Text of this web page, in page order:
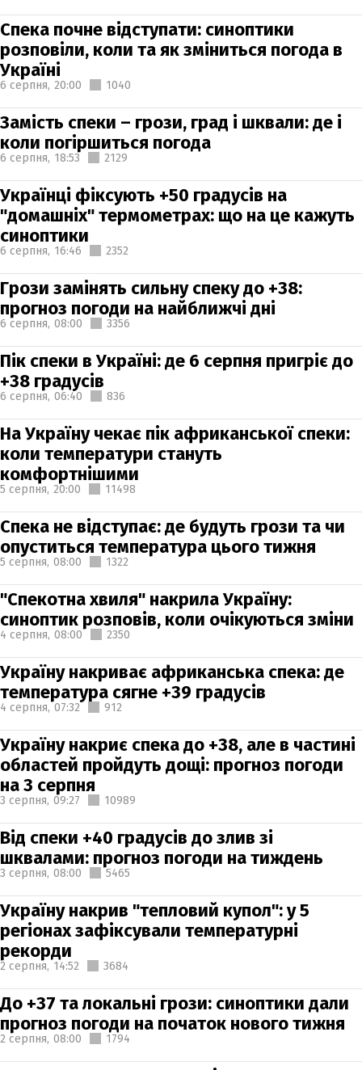
Спека почне відступати: синоптики
розповіли, коли та як зміниться погода в
Україні
6 серпня, 20:00 1040
Замість спеки – грози, град і шквали: де і
коли погіршиться погода
6 серпня, 18:53 2129
Українці фіксують +50 градусів на
"домашніх" термометрах: що на це кажуть
синоптики
6 серпня, 16:46 2352
Грози замінять сильну спеку до +38:
прогноз погоди на найближчі дні
6 серпня, 08:00 3356
Пік спеки в Україні: де 6 серпня пригріє до
+38 градусів
6 серпня, 06:40 836
На Україну чекає пік африканської спеки:
коли температури стануть
комфортнішими
5 серпня, 20:00 11498
Спека не відступає: де будуть грози та чи
опуститься температура цього тижня
5 серпня, 08:00 1322
"Спекотна хвиля" накрила Україну:
синоптик розповів, коли очікуються зміни
4 серпня, 08:00 2350
Україну накриває африканська спека: де
температура сягне +39 градусів
4 серпня, 07:32 912
Україну накриє спека до +38, але в частині
областей пройдуть дощі: прогноз погоди
на 3 серпня
3 серпня, 09:27 10989
Від спеки +40 градусів до злив зі
шквалами: прогноз погоди на тиждень
3 серпня, 08:00 5465
Україну накрив "тепловий купол": у 5
регіонах зафіксували температурні
рекорди
2 серпня, 14:52 3684
До +37 та локальні грози: синоптики дали
прогноз погоди на початок нового тижня
2 серпня, 08:00 1794